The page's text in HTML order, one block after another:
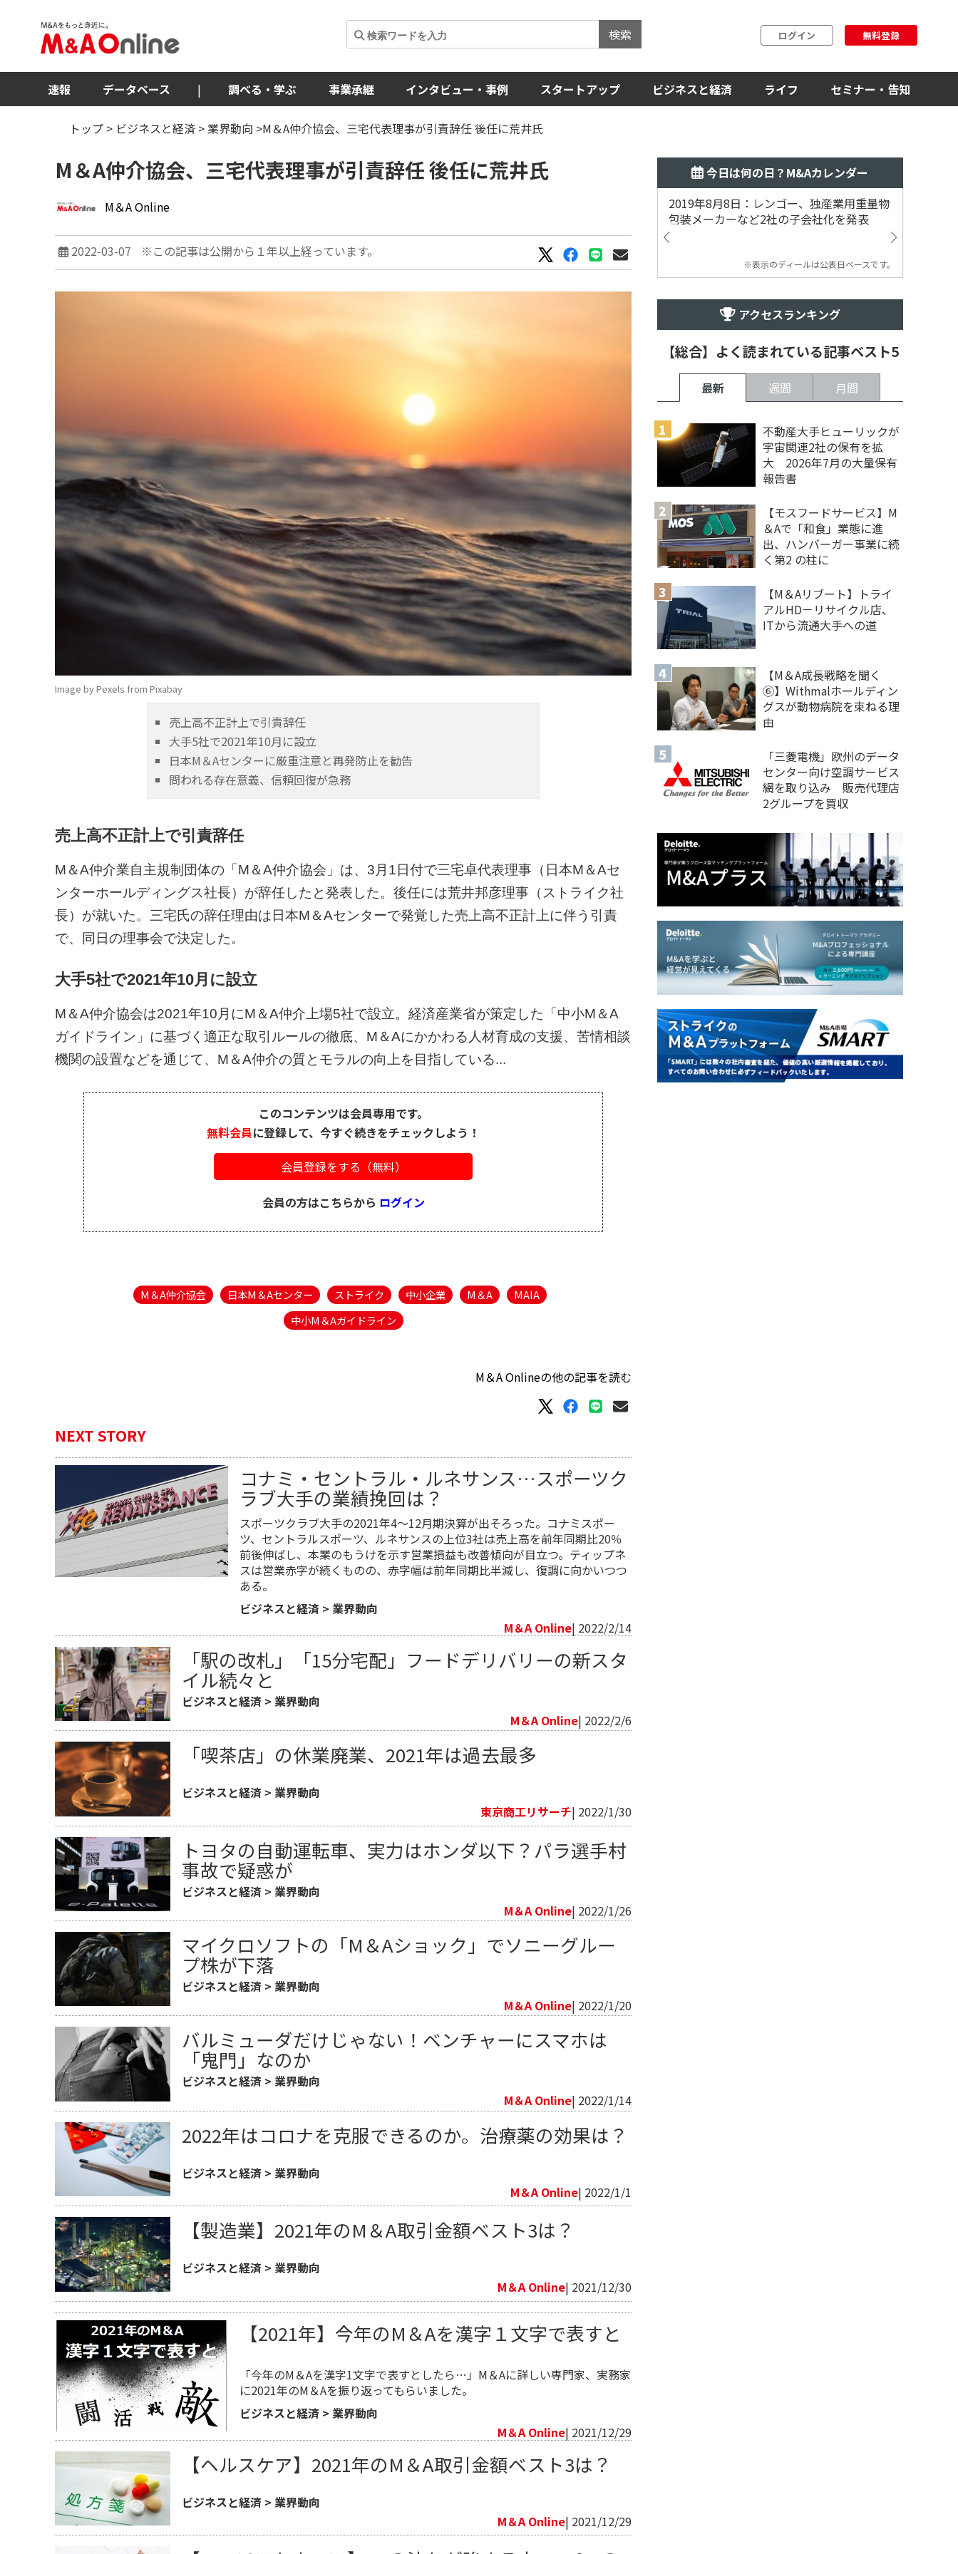
検索 ログイン 無料登録
速報 データベース | 調べる・学ぶ 事業承継 インタビュー・事例 スタートアップ ビジネスと経済 ライフ セミナー・告知
トップ > ビジネスと経済 > 業界動向 >M＆A仲介協会、三宅代表理事が引責辞任 後任に荒井氏
M＆A仲介協会、三宅代表理事が引責辞任 後任に荒井氏
M＆A Online
2022-03-07 ※この記事は公開から１年以上経っています。
Image by Pexels from Pixabay
売上高不正計上で引責辞任
大手5社で2021年10月に設立
日本M＆Aセンターに厳重注意と再発防止を勧告
問われる存在意義、信頼回復が急務
売上高不正計上で引責辞任
M＆A仲介業自主規制団体の「M＆A仲介協会」は、3月1日付で三宅卓代表理事（日本M＆Aセ
ンターホールディングス社長）が辞任したと発表した。後任には荒井邦彦理事（ストライク社
長）が就いた。三宅氏の辞任理由は日本M＆Aセンターで発覚した売上高不正計上に伴う引責
で、同日の理事会で決定した。
大手5社で2021年10月に設立
M＆A仲介協会は2021年10月にM＆A仲介上場5社で設立。経済産業省が策定した「中小M＆A
ガイドライン」に基づく適正な取引ルールの徹底、M＆Aにかかわる人材育成の支援、苦情相談
機関の設置などを通じて、M＆A仲介の質とモラルの向上を目指している...
このコンテンツは会員専用です。
無料会員に登録して、今すぐ続きをチェックしよう！
会員登録をする（無料）
会員の方はこちらから ログイン
M＆A仲介協会 日本M＆Aセンター ストライク 中小企業 M＆A
MAIA
中小M＆Aガイドライン
M＆A Onlineの他の記事を読む
NEXT STORY
コナミ・セントラル・ルネサンス…スポーツク
ラブ大手の業績挽回は？
スポーツクラブ大手の2021年4～12月期決算が出そろった。コナミスポー
ツ、セントラルスポーツ、ルネサンスの上位3社は売上高を前年同期比20％
前後伸ばし、本業のもうけを示す営業損益も改善傾向が目立つ。ティップネ
スは営業赤字が続くものの、赤字幅は前年同期比半減し、復調に向かいつつ
ある。
ビジネスと経済> 業界動向
M＆A Online| 2022/2/14
「駅の改札」「15分宅配」フードデリバリーの新スタ
イル続々と
ビジネスと経済 > 業界動向
M＆A Online| 2022/2/6
「喫茶店」の休業廃業、2021年は過去最多
ビジネスと経済 > 業界動向
東京商工リサーチ| 2022/1/30
トヨタの自動運転車、実力はホンダ以下？パラ選手村
事故で疑惑が
ビジネスと経済 > 業界動向
M＆A Online| 2022/1/26
マイクロソフトの「M＆Aショック」でソニーグルー
プ株が下落
ビジネスと経済 > 業界動向
M＆A Online| 2022/1/20
バルミューダだけじゃない！ベンチャーにスマホは
「鬼門」なのか
ビジネスと経済 > 業界動向
M＆A Online| 2022/1/14
2022年はコロナを克服できるのか。治療薬の効果は？
ビジネスと経済 > 業界動向
M＆A Online| 2022/1/1
【製造業】2021年のM＆A取引金額ベスト3は？
ビジネスと経済 > 業界動向
M＆A Online| 2021/12/30
【2021年】今年のM＆Aを漢字１文字で表すと
「今年のM＆Aを漢字1文字で表すとしたら…」M＆Aに詳しい専門家、実務家
に2021年のM＆Aを振り返ってもらいました。
ビジネスと経済> 業界動向
M＆A Online| 2021/12/29
【ヘルスケア】2021年のM＆A取引金額ベスト3は？
ビジネスと経済 > 業界動向
M＆A Online| 2021/12/29
今日は何の日？M&Aカレンダー
2019年8月8日：レンゴー、独産業用重量物
包装メーカーなど2社の子会社化を発表
※表示のディールは公表日ベースです。
アクセスランキング
【総合】よく読まれている記事ベスト5
最新 週間 月間
不動産大手ヒューリックが
宇宙関連2社の保有を拡
大 2026年7月の大量保有
報告書
【モスフードサービス】M
＆Aで「和食」業態に進
出、ハンバーガー事業に続
く第2 の柱に
【M＆Aリブート】トライ
アルHD－リサイクル店、
ITから流通大手への道
【M＆A 成長戦略を聞く
⑥】Withmalホールディン
グスが動物病院を束ねる理
由
「三菱電機」欧州のデータ
センター向け空調サービス
網を取り込み 販売代理店
2グループを買収